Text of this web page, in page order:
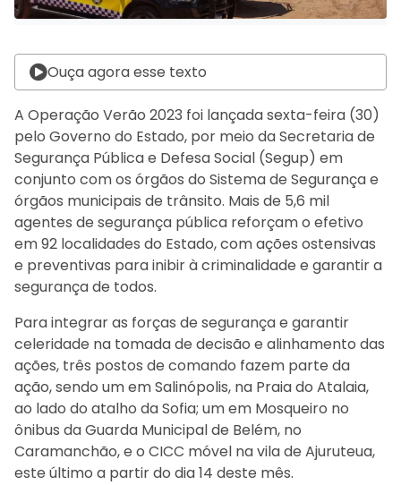
Ouça agora esse texto
A Operação Verão 2023 foi lançada sexta-feira (30)
pelo Governo do Estado, por meio da Secretaria de
Segurança Pública e Defesa Social (Segup) em
conjunto com os órgãos do Sistema de Segurança e
órgãos municipais de trânsito. Mais de 5,6 mil
agentes de segurança pública reforçam o efetivo
em 92 localidades do Estado, com ações ostensivas
e preventivas para inibir à criminalidade e garantir a
segurança de todos.
Para integrar as forças de segurança e garantir
celeridade na tomada de decisão e alinhamento das
ações, três postos de comando fazem parte da
ação, sendo um em Salinópolis, na Praia do Atalaia,
ao lado do atalho da Sofia; um em Mosqueiro no
ônibus da Guarda Municipal de Belém, no
Caramanchão, e o CICC móvel na vila de Ajuruteua,
este último a partir do dia 14 deste mês.